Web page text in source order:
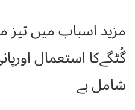
مزید اسباب میں تیز
گُٹگےکا استعمال
شامل ہے